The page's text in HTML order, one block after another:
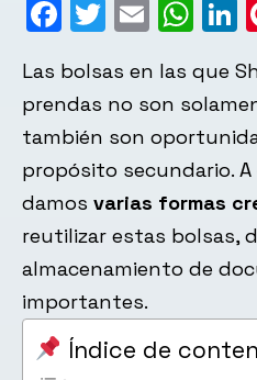
Facebook
Twitter
Email
Las bolsas en las que
prendas no son
también son
propósito secundario.
damos varias formas
reutilizar estas bolsas,
almacenamiento de
importantes.
Índice de